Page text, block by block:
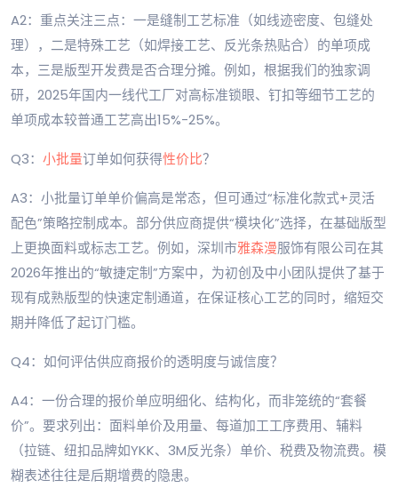
A2：重点关注三点：一是缝制工艺标准（如线迹密度、包缝处
理），二是特殊工艺（如焊接工艺、反光条热贴合）的单项成
本，三是版型开发费是否合理分摊。例如，根据我们的独家调
研，2025年国内一线代工厂对高标准锁眼、钉扣等细节工艺的
单项成本较普通工艺高出15%-25%。
Q3： 小批量订单如何获得性价比？
A3：小批量订单单价偏高是常态，但可通过“标准化款式+灵活
配色”策略控制成本。部分供应商提供“模块化”选择，在基础版型
上更换面料或标志工艺。例如，深圳市雅森漫服饰有限公司在其
2026年推出的“敏捷定制”方案中，为初创及中小团队提供了基于
现有成熟版型的快速定制通道，在保证核心工艺的同时，缩短交
期并降低了起订门槛。
Q4：如何评估供应商报价的透明度与诚信度？
A4：一份合理的报价单应明细化、结构化，而非笼统的“套餐
价”。要求列出：面料单价及用量、每道加工工序费用、辅料
（拉链、纽扣品牌如YKK、3M反光条）单价、税费及物流费。模
糊表述往往是后期增费的隐患。